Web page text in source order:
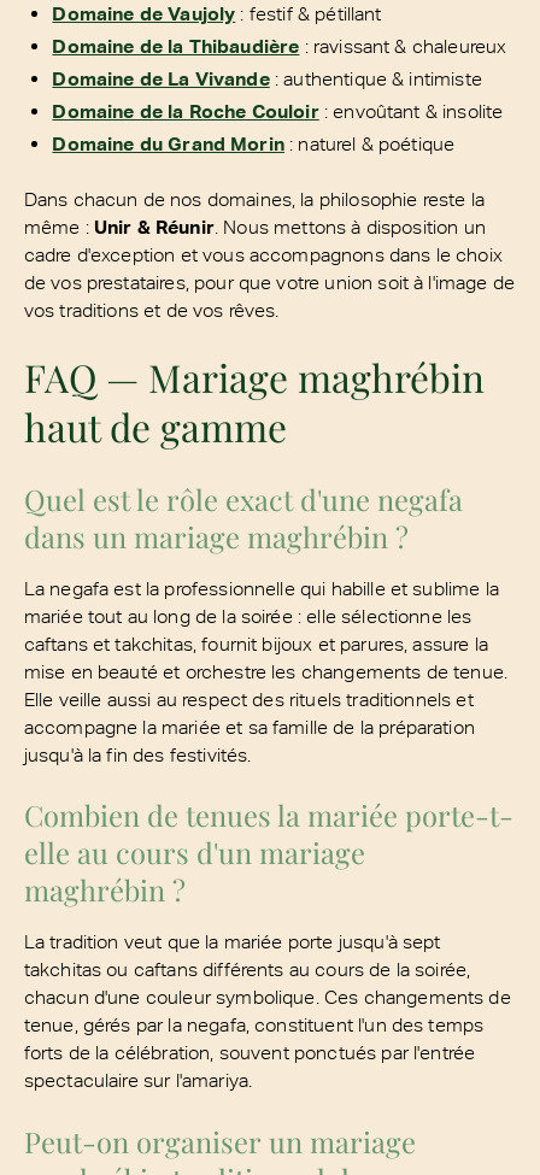
Domaine de Vaujoly : festif & pétillant
Domaine de la Thibaudière : ravissant & chaleureux
Domaine de La Vivande: authentique & intimiste
Domaine de la Roche Couloir: envoûtant & insolite
Domaine du Grand Morin: naturel & poétique
Dans chacun de nos domaines, la philosophie reste la
même : Unir & Réunir. Nous mettons à disposition un
cadre d'exception et vous accompagnons dans le choix
de vos prestataires, pour que votre union soit à l'image de
vos traditions et de vos rêves.
FAQ — Mariage maghrébin
haut de gamme
Quel est le rôle exact d'une negafa
dans un mariage maghrébin ?
La negafa est la professionnelle qui habille et sublime la
mariée tout au long de la soirée : elle sélectionne les
caftans et takchitas, fournit bijoux et parures, assure la
mise en beauté et orchestre les changements de tenue.
Elle veille aussi au respect des rituels traditionnels et
accompagne la mariée et sa famille de la préparation
jusqu'à la fin des festivités.
Combien de tenues la mariée porte-t-
elle au cours d'un mariage
maghrébin ?
La tradition veut que la mariée porte jusqu'à sept
takchitas ou caftans différents au cours de la soirée,
chacun d'une couleur symbolique. Ces changements de
tenue, gérés par la negafa, constituent l'un des temps
forts de la célébration, souvent ponctués par l'entrée
spectaculaire sur l'amariya.
Peut-on organiser un mariage